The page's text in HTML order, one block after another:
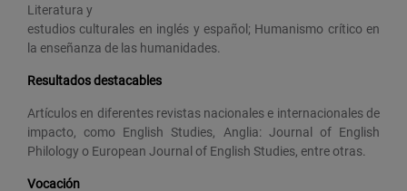
Literatura y
estudios culturales en inglés y español; Humanismo crítico en
la enseñanza de las humanidades.
Resultados destacables
Artículos en diferentes revistas nacionales e internacionales de
impacto, como English Studies, Anglia: Journal of English
Philology o European Journal of English Studies, entre otras.
Vocación